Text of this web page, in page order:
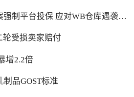
制平台投保 应对WB仓库遇袭卖
轮受损卖家赔付
增2.2倍
品GOST标准